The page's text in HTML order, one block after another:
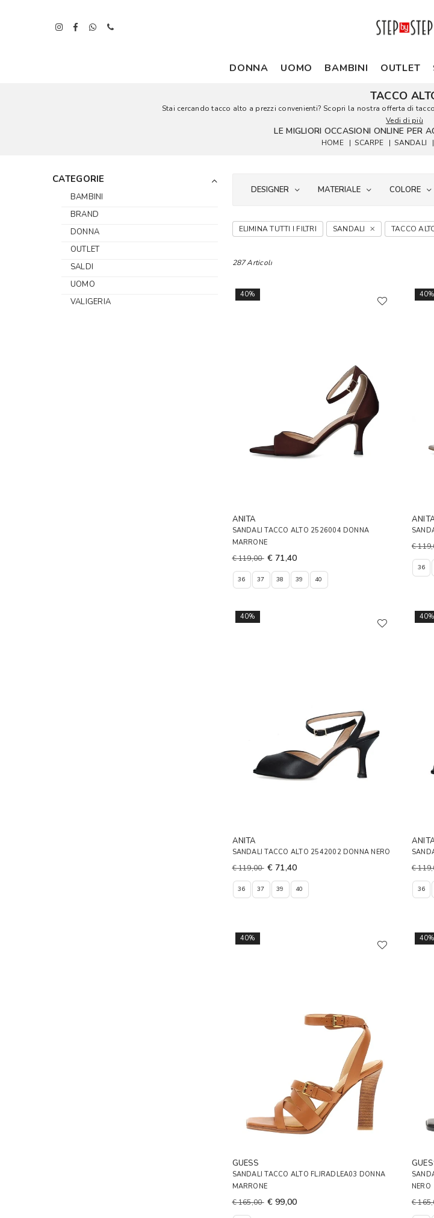
DONNA UOMO BAMBINI OUTLET
TACCO
Stai cercando tacco alto a prezzi convenienti? Scopri la nostra offerta di
Vedi di più
LE MIGLIORI OCCASIONI ONLINE PER
HOME | SCARPE | SANDALI |
CATEGORIE
BAMBINI
BRAND
DONNA
OUTLET
SALDI
UOMO
VALIGERIA
DESIGNER MATERIALE COLORE
ELIMINA TUTTI I FILTRI SANDALI TACCO
287 Articoli
40%
ANITA
SANDALI TACCO ALTO 2526004 DONNA
MARRONE
€ 119,00 € 71,40
36 37 38 39 40
40%
€
36
40%
ANITA
SANDALI TACCO ALTO 2542002 DONNA NERO
€ 119,00 € 71,40
36 37 39 40
40%
€
36
40%
GUESS
SANDALI TACCO ALTO FLJRADLEA03 DONNA
MARRONE
€ 165,00 € 99,00
40%
NERO
€